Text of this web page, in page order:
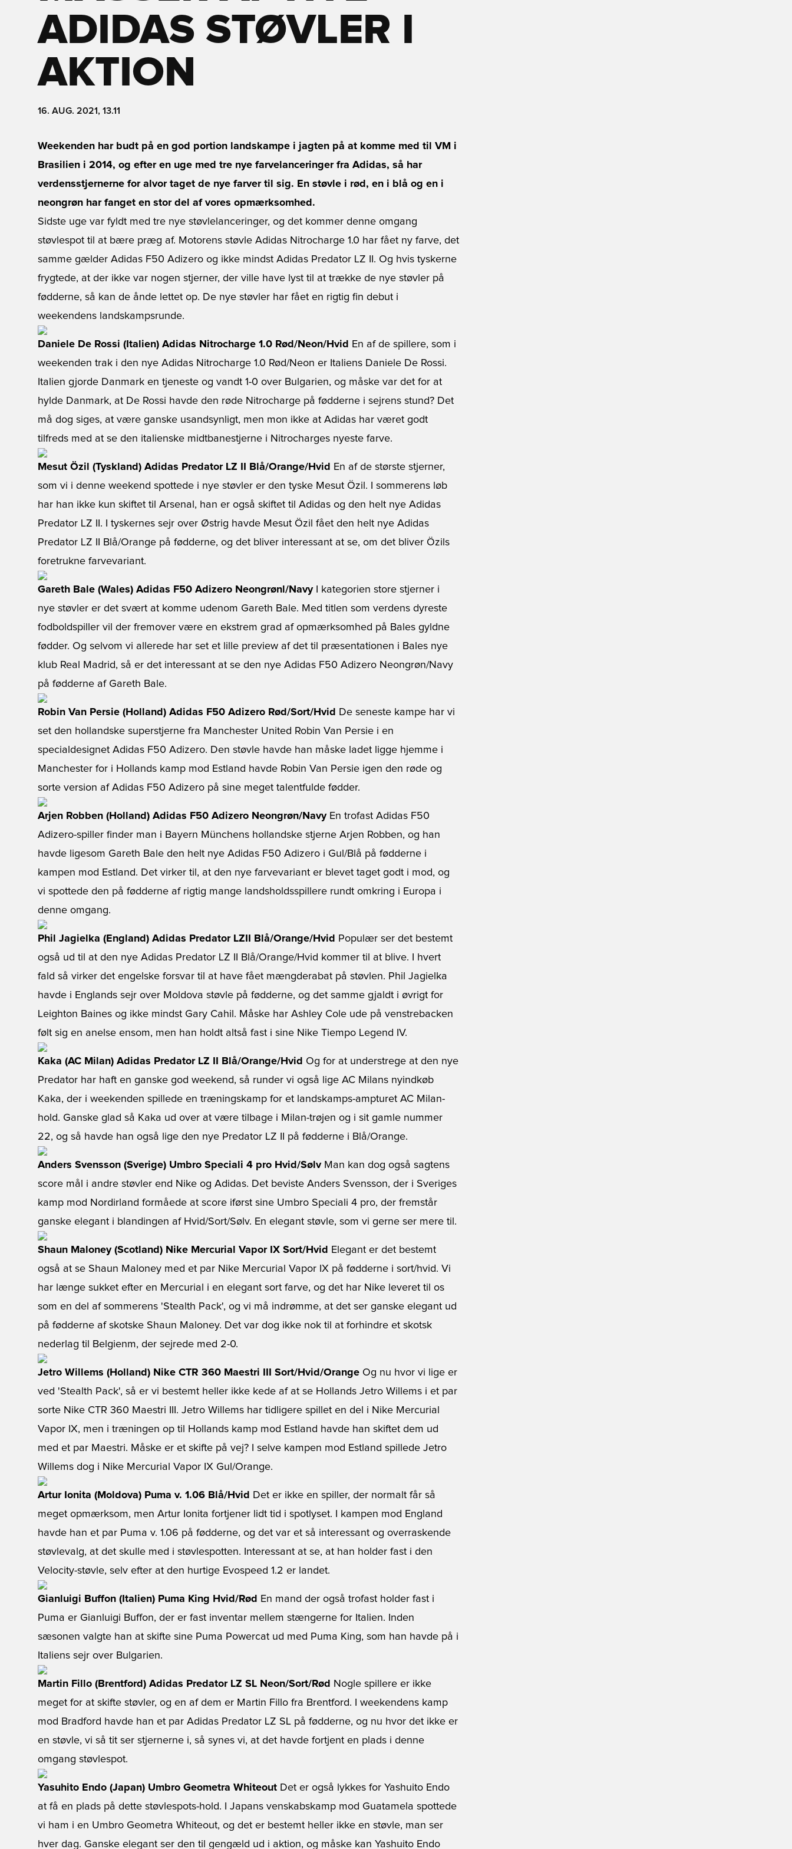
ADIDAS STØVLER I
AKTION
16. AUG. 2021, 13.11
Weekenden har budt på en god portion landskampe i jagten på at komme med til VM i
Brasilien i 2014, og efter en uge med tre nye farvelanceringer fra Adidas, så har
verdensstjernerne for alvor taget de nye farver til sig. En støvle i rød, en i blå og en i
neongrøn har fanget en stor del af vores opmærksomhed.
Sidste uge var fyldt med tre nye støvlelanceringer, og det kommer denne omgang
støvlespot til at bære præg af. Motorens støvle Adidas Nitrocharge 1.0 har fået ny farve, det
samme gælder Adidas F50 Adizero og ikke mindst Adidas Predator LZ II. Og hvis tyskerne
frygtede, at der ikke var nogen stjerner, der ville have lyst til at trække de nye støvler på
fødderne, så kan de ånde lettet op. De nye støvler har fået en rigtig fin debut i
weekendens landskampsrunde.
Daniele De Rossi (Italien) Adidas Nitrocharge 1.0 Rød/Neon/Hvid En af de spillere, som i
weekenden trak i den nye Adidas Nitrocharge 1.0 Rød/Neon er Italiens Daniele De Rossi.
Italien gjorde Danmark en tjeneste og vandt 1-0 over Bulgarien, og måske var det for at
hylde Danmark, at De Rossi havde den røde Nitrocharge på fødderne i sejrens stund? Det
må dog siges, at være ganske usandsynligt, men mon ikke at Adidas har været godt
tilfreds med at se den italienske midtbanestjerne i Nitrocharges nyeste farve.
Mesut Özil (Tyskland) Adidas Predator LZ II Blå/Orange/Hvid En af de største stjerner,
som vi i denne weekend spottede i nye støvler er den tyske Mesut Özil. I sommerens løb
har han ikke kun skiftet til Arsenal, han er også skiftet til Adidas og den helt nye Adidas
Predator LZ II. I tyskernes sejr over Østrig havde Mesut Özil fået den helt nye Adidas
Predator LZ II Blå/Orange på fødderne, og det bliver interessant at se, om det bliver Özils
foretrukne farvevariant.
Gareth Bale (Wales) Adidas F50 Adizero Neongrønl/NavyI kategorien store stjerner i
nye støvler er det svært at komme udenom Gareth Bale. Med titlen som verdens dyreste
fodboldspiller vil der fremover være en ekstrem grad af opmærksomhed på Bales gyldne
fødder. Og selvom vi allerede har set et lille preview af det til præsentationen i Bales nye
klub Real Madrid, så er det interessant at se den nye Adidas F50 Adizero Neongrøn/Navy
på fødderne af Gareth Bale.
Robin Van Persie (Holland) Adidas F50 Adizero Rød/Sort/Hvid De seneste kampe har vi
set den hollandske superstjerne fra Manchester United Robin Van Persie i en
specialdesignet Adidas F50 Adizero. Den støvle havde han måske ladet ligge hjemme i
Manchester for i Hollands kamp mod Estland havde Robin Van Persie igen den røde og
sorte version af Adidas F50 Adizero på sine meget talentfulde fødder.
Arjen Robben (Holland) Adidas F50 Adizero Neongrøn/NavyEn trofast Adidas F50
Adizero-spiller finder man i Bayern Münchens hollandske stjerne Arjen Robben, og han
havde ligesom Gareth Bale den helt nye Adidas F50 Adizero i Gul/Blå på fødderne i
kampen mod Estland. Det virker til, at den nye farvevariant er blevet taget godt i mod, og
vi spottede den på fødderne af rigtig mange landsholdsspillere rundt omkring i Europa i
denne omgang.
Phil Jagielka (England) Adidas Predator LZII Blå/Orange/Hvid Populær ser det bestemt
også ud til at den nye Adidas Predator LZ II Blå/Orange/Hvid kommer til at blive. I hvert
fald så virker det engelske forsvar til at have fået mængderabat på støvlen. Phil Jagielka
havde i Englands sejr over Moldova støvle på fødderne, og det samme gjaldt i øvrigt for
Leighton Baines og ikke mindst Gary Cahil. Måske har Ashley Cole ude på venstrebacken
følt sig en anelse ensom, men han holdt altså fast i sine Nike Tiempo Legend IV.
Kaka (AC Milan) Adidas Predator LZ II Blå/Orange/Hvid Og for at understrege at den nye
Predator har haft en ganske god weekend, så runder vi også lige AC Milans nyindkøb
Kaka, der i weekenden spillede en træningskamp for et landskamps-ampturet AC Milan-
hold. Ganske glad så Kaka ud over at være tilbage i Milan-trøjen og i sit gamle nummer
22, og så havde han også lige den nye Predator LZ II på fødderne i Blå/Orange.
Anders Svensson (Sverige) Umbro Speciali 4 pro Hvid/SølvMan kan dog også sagtens
score mål i andre støvler end Nike og Adidas. Det beviste Anders Svensson, der i Sveriges
kamp mod Nordirland formåede at score iførst sine Umbro Speciali 4 pro, der fremstår
ganske elegant i blandingen af Hvid/Sort/Sølv. En elegant støvle, som vi gerne ser mere til.
Shaun Maloney (Scotland) Nike Mercurial Vapor IX Sort/Hvid Elegant er det bestemt
også at se Shaun Maloney med et par Nike Mercurial Vapor IX på fødderne i sort/hvid. Vi
har længe sukket efter en Mercurial i en elegant sort farve, og det har Nike leveret til os
som en del af sommerens 'Stealth Pack', og vi må indrømme, at det ser ganske elegant ud
på fødderne af skotske Shaun Maloney. Det var dog ikke nok til at forhindre et skotsk
nederlag til Belgienm, der sejrede med 2-0.
Jetro Willems (Holland) Nike CTR 360 Maestri III Sort/Hvid/Orange Og nu hvor vi lige er
ved 'Stealth Pack', så er vi bestemt heller ikke kede af at se Hollands Jetro Willems i et par
sorte Nike CTR 360 Maestri III. Jetro Willems har tidligere spillet en del i Nike Mercurial
Vapor IX, men i træningen op til Hollands kamp mod Estland havde han skiftet dem ud
med et par Maestri. Måske er et skifte på vej? I selve kampen mod Estland spillede Jetro
Willems dog i Nike Mercurial Vapor IX Gul/Orange.
Artur Ionita (Moldova) Puma v. 1.06 Blå/Hvid Det er ikke en spiller, der normalt får så
meget opmærksom, men Artur Ionita fortjener lidt tid i spotlyset. I kampen mod England
havde han et par Puma v. 1.06 på fødderne, og det var et så interessant og overraskende
støvlevalg, at det skulle med i støvlespotten. Interessant at se, at han holder fast i den
Velocity-støvle, selv efter at den hurtige Evospeed 1.2 er landet.
Gianluigi Buffon (Italien) Puma King Hvid/Rød En mand der også trofast holder fast i
Puma er Gianluigi Buffon, der er fast inventar mellem stængerne for Italien. Inden
sæsonen valgte han at skifte sine Puma Powercat ud med Puma King, som han havde på i
Italiens sejr over Bulgarien.
Martin Fillo (Brentford) Adidas Predator LZ SL Neon/Sort/Rød Nogle spillere er ikke
meget for at skifte støvler, og en af dem er Martin Fillo fra Brentford. I weekendens kamp
mod Bradford havde han et par Adidas Predator LZ SL på fødderne, og nu hvor det ikke er
en støvle, vi så tit ser stjernerne i, så synes vi, at det havde fortjent en plads i denne
omgang støvlespot.
Yasuhito Endo (Japan) Umbro Geometra Whiteout Det er også lykkes for Yashuito Endo
at få en plads på dette støvlespots-hold. I Japans venskabskamp mod Guatamela spottede
vi ham i en Umbro Geometra Whiteout, og det er bestemt heller ikke en støvle, man ser
hver dag. Ganske elegant ser den til gengæld ud i aktion, og måske kan Yashuito Endo